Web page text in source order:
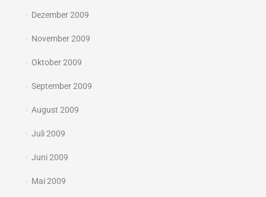
Dezember 2009
November 2009
Oktober 2009
September 2009
August 2009
Juli 2009
Juni 2009
Mai 2009